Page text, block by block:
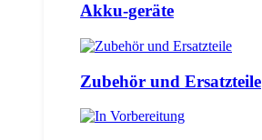
Akku-geräte
Zubehör und Ersatzteile